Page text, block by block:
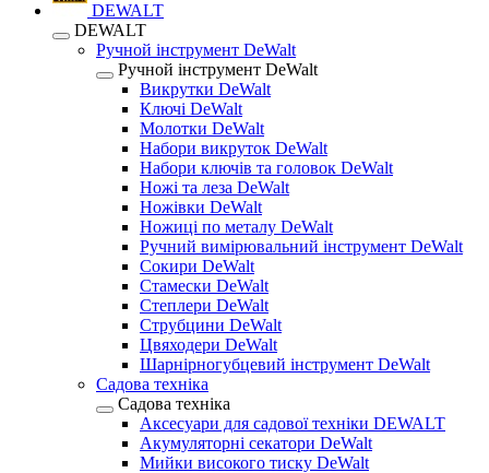
DEWALT
DEWALT
Ручной інструмент DeWalt
Ручной інструмент DeWalt
Викрутки DeWalt
Ключі DeWalt
Молотки DeWalt
Набори викруток DeWalt
Набори ключів та головок DeWalt
Ножі та леза DeWalt
Ножівки DeWalt
Ножиці по металу DeWalt
Ручний вимірювальний інструмент DeWalt
Сокири DeWalt
Стамески DeWalt
Степлери DeWalt
Струбцини DeWalt
Цвяходери DeWalt
Шарнірногубцевий інструмент DeWalt
Садова техніка
Садова техніка
Аксесуари для садової техніки DEWALT
Акумуляторні секатори DeWalt
Мийки високого тиску DeWalt